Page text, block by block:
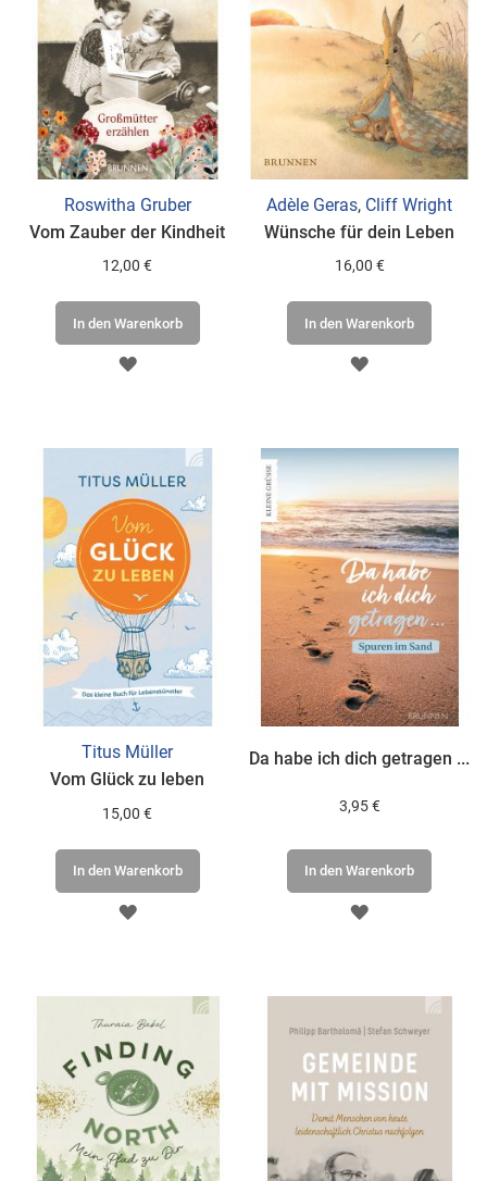
Roswitha Gruber
Vom Zauber der Kindheit
12,00 €
In den Warenkorb
ZUR
Adèle Geras, Cliff Wright
Wünsche für dein Leben
16,00 €
In den Warenkorb
ZUR
Titus Müller
Vom Glück zu leben
15,00 €
In den Warenkorb
ZUR
Da habe ich dich getragen ...
3,95 €
In den Warenkorb
ZUR